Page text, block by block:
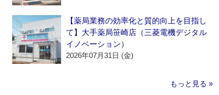
【薬局業務の効率化と質的向上を目指し
て】大手薬局笹崎店（三菱電機デジタル
イノベーション）
2026年07月31日 (金)
もっと見る »